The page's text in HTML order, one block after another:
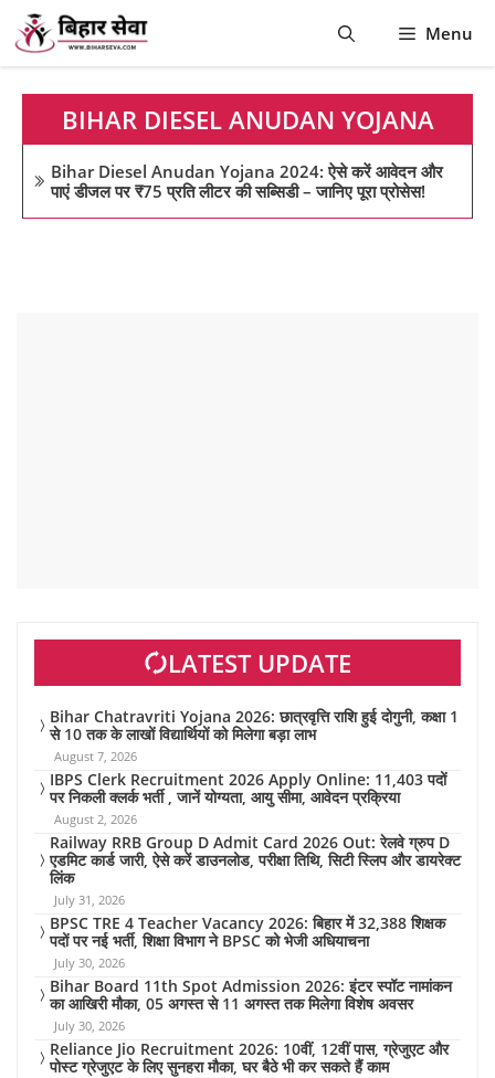
Skip
content
Menu
BIHAR DIESEL ANUDAN YOJANA
Bihar Diesel Anudan Yojana 2024: ऐसे करें आवेदन और
पाएं डीजल पर ₹75 प्रति लीटर की सब्सिडी – जानिए पूरा प्रोसेस!
LATEST UPDATE
Bihar Chatravriti Yojana 2026: छात्रवृत्ति राशि हुई दोगुनी, कक्षा 1
से 10 तक के लाखों विद्यार्थियों को मिलेगा बड़ा लाभ
August 7, 2026
IBPS Clerk Recruitment 2026 Apply Online: 11,403 पदों
पर निकली क्लर्क भर्ती , जानें योग्यता, आयु सीमा, आवेदन प्रक्रिया
August 2, 2026
Railway RRB Group D Admit Card 2026 Out: रेलवे ग्रुप D
एडमिट कार्ड जारी, ऐसे करें डाउनलोड, परीक्षा तिथि, सिटी स्लिप और डायरेक्ट
लिंक
July 31, 2026
BPSC TRE 4 Teacher Vacancy 2026: बिहार में 32,388 शिक्षक
पदों पर नई भर्ती, शिक्षा विभाग ने BPSC को भेजी अधियाचना
July 30, 2026
Bihar Board 11th Spot Admission 2026: इंटर स्पॉट नामांकन
का आखिरी मौका, 05 अगस्त से 11 अगस्त तक मिलेगा विशेष अवसर
July 30, 2026
Reliance Jio Recruitment 2026: 10वीं, 12वीं पास, ग्रेजुएट और
पोस्ट ग्रेजुएट के लिए सुनहरा मौका, घर बैठे भी कर सकते हैं काम